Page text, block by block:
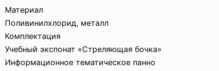
Материал
Поливинилхлорид, металл
Комплектация
Учебный экспонат «Стреляющая бочка»
Информационное тематическое панно